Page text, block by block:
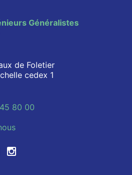
Généralistes
de Foletier
cedex 1
80 00